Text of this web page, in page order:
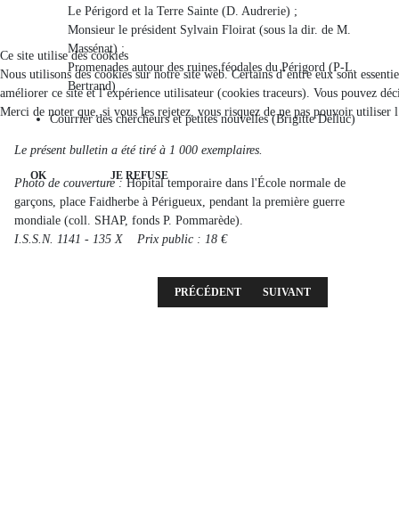
Le Périgord et la Terre Sainte (D. Audrerie) ;
Monsieur le président Sylvain Floirat (sous la dir. de M.
Massénat) ;
Promenades autour des ruines féodales du Périgord (P-L.
Bertrand)
Courrier des chercheurs et petites nouvelles (Brigitte Delluc)
Le présent bulletin a été tiré à 1 000 exemplaires.
Photo de couverture : Hôpital temporaire dans l'École normale de
garçons, place Faidherbe à Périgueux, pendant la première guerre
mondiale (coll. SHAP, fonds P. Pommarède).
I.S.S.N. 1141 - 135 X Prix public : 18 €
ARTICLE PRÉCÉDENT : 2016 - 2E
PRÉCÉDENT ARTICLE SUIVANT : 2015
SUIVANT
Ce site utilise des cookies
Nous utilisons des cookies sur notre site web. Certains d’entre eux sont
améliorer ce site et l’expérience utilisateur (cookies traceurs). Vous pouvez
Merci de noter que, si vous les rejetez, vous risquez de ne pas pouvoir utiliser
OK JE REFUSE